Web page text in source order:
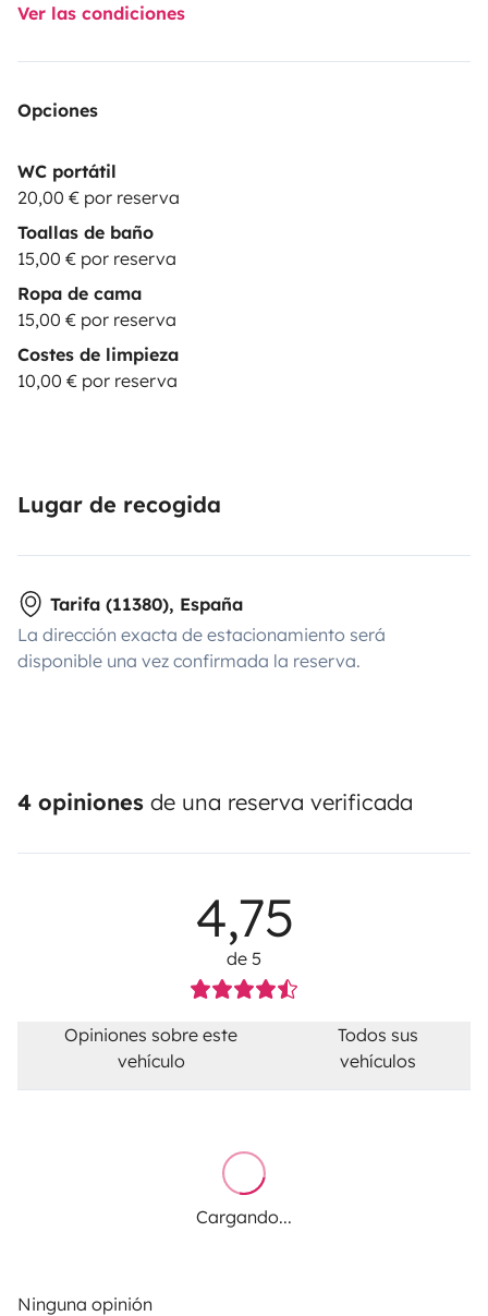
Ver las condiciones
Opciones
WC portátil
20,00 € por reserva
Toallas de baño
15,00 € por reserva
Ropa de cama
15,00 € por reserva
Costes de limpieza
10,00 € por reserva
Lugar de recogida
Tarifa (11380), España
La dirección exacta de estacionamiento será
disponible una vez confirmada la reserva.
4 opiniones de una reserva verificada
4,75
de 5
Opiniones sobre este
vehículo
Todos sus
vehículos
Cargando...
Ninguna opinión